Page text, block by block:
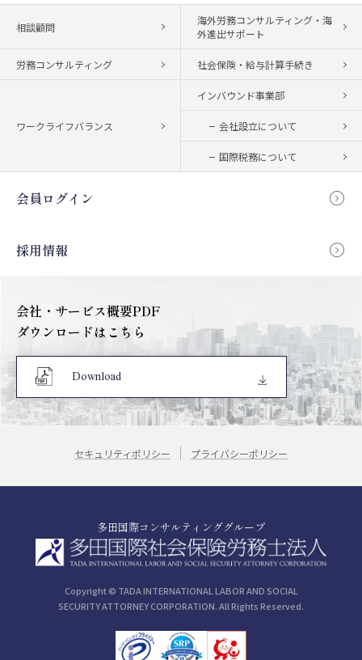
相談顧問
海外労務コンサルティング・海
外進出サポート
労務コンサルティング 社会保険・給与計算手続き
ワークライフバランス
インバウンド事業部
会社設立について
国際税務について
会員ログイン
採用情報
会社・サービス概要PDF
ダウンロードはこちら
Download
セキュリティポリシー プライバシーポリシー
多田国際コンサルティンググループ
Copyright © TADA INTERNATIONAL LABOR AND SOCIAL
SECURITY ATTORNEY CORPORATION. All Rights Reserved.